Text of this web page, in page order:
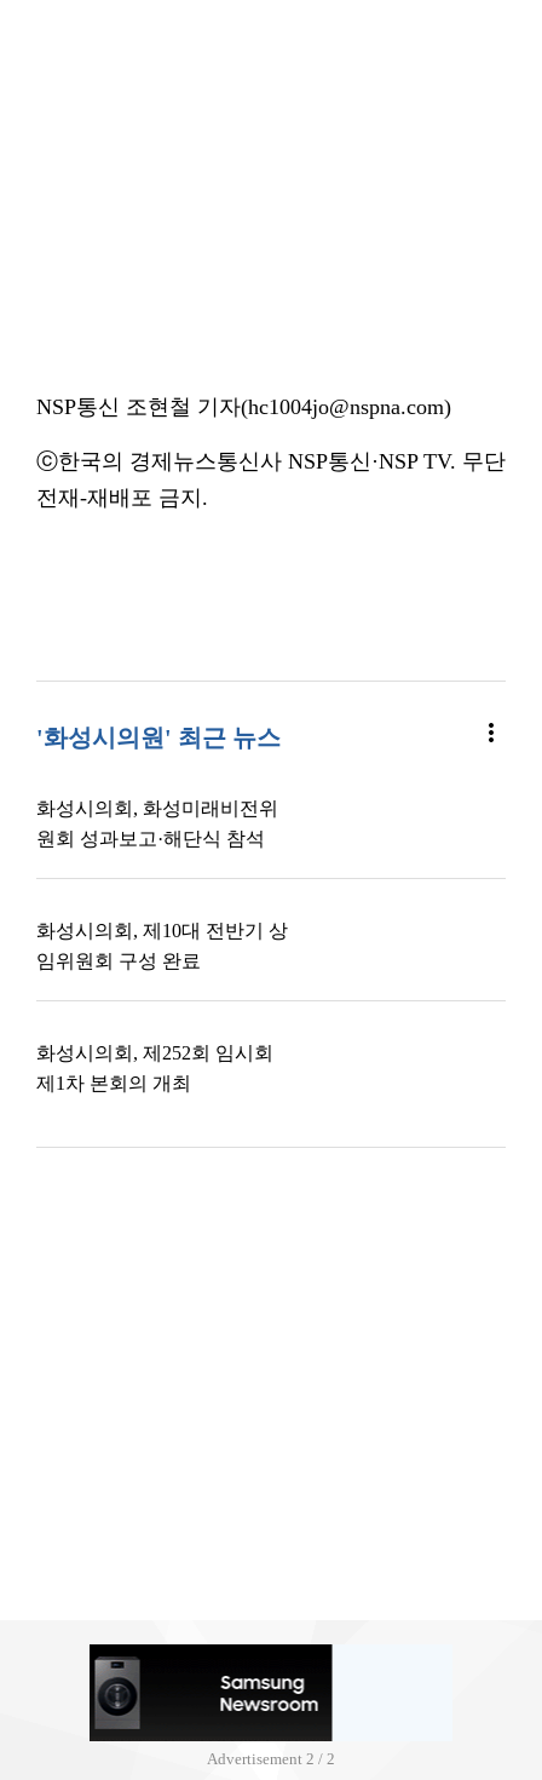
NSP통신 조현철 기자(hc1004jo@nspna.com)
ⓒ한국의 경제뉴스통신사 NSP통신·NSP TV. 무단
전재-재배포 금지.
'화성시의원' 최근 뉴스 more_vert
화성시의회, 화성미래비전위
원회 성과보고·해단식 참석
화성시의회, 제10대 전반기 상
임위원회 구성 완료
화성시의회, 제252회 임시회
제1차 본회의 개최
Advertisement 2 / 2